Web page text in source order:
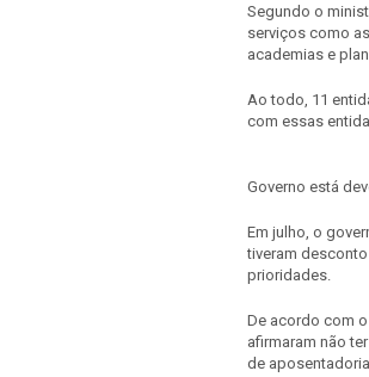
Segundo o
serviços como
academias e
Ao todo, 11
com essas
Governo está
Em julho, o
tiveram
prioridades.
De acordo com
afirmaram não
de